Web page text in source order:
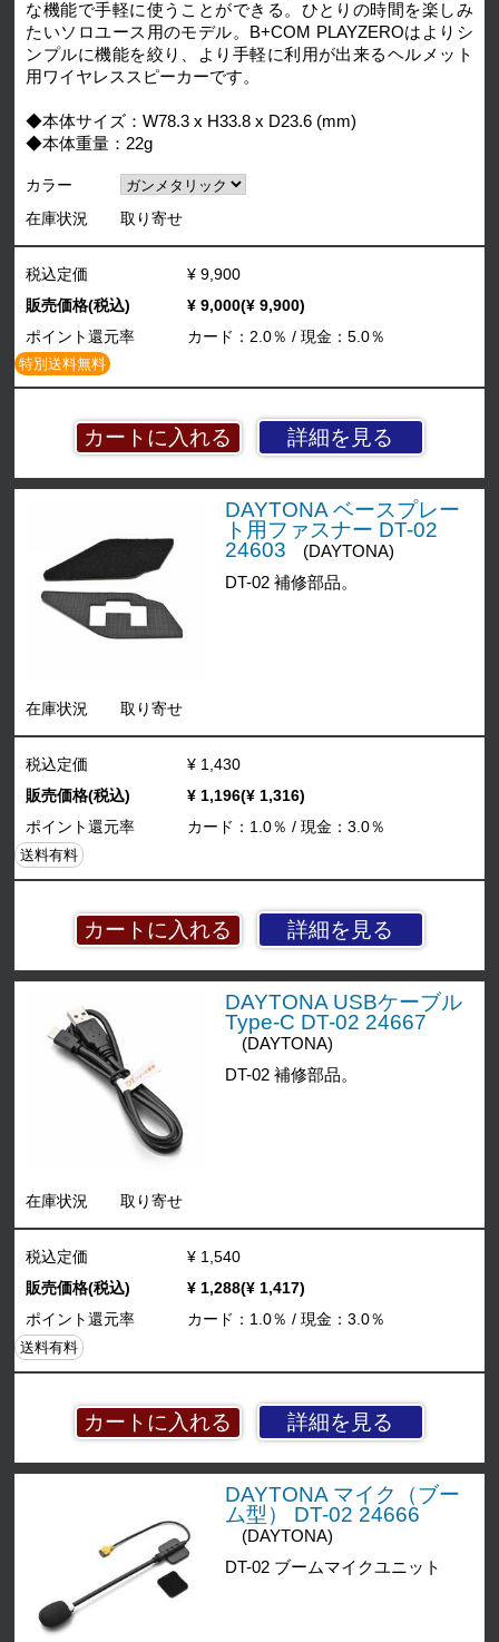
な機能で手軽に使うことができる。ひとりの時間を楽しみ
たいソロユース用のモデル。B+COM PLAYZEROはよりシ
ンプルに機能を絞り、より手軽に利用が出来るヘルメット
用ワイヤレススピーカーです。
◆本体サイズ：W78.3 x H33.8 x D23.6 (mm)
◆本体重量：22g
カラー
在庫状況
取り寄せ
詳細を見る
税込定価
¥ 9,900
販売価格(税込)
¥ 9,000(¥ 9,900)
ポイント還元率
カード：2.0％ / 現金：5.0％
特別送料無料
DAYTONA ベースプレー
ト用ファスナー DT-02
24603
(DAYTONA)
DT-02 補修部品。
在庫状況 取り寄せ
詳細を見る
税込定価
¥ 1,430
販売価格(税込)
¥ 1,196(¥ 1,316)
ポイント還元率
カード：1.0％ / 現金：3.0％
送料有料
DAYTONA USBケーブル
Type-C DT-02 24667
(DAYTONA)
DT-02 補修部品。
在庫状況 取り寄せ
詳細を見る
税込定価
¥ 1,540
販売価格(税込)
¥ 1,288(¥ 1,417)
ポイント還元率
カード：1.0％ / 現金：3.0％
送料有料
DAYTONA マイク（ブー
ム型） DT-02 24666
(DAYTONA)
DT-02 ブームマイクユニット